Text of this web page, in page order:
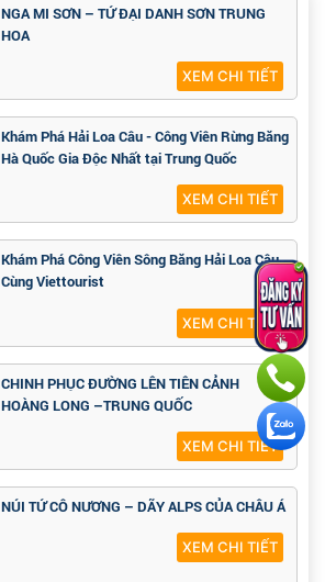
NGA MI SƠN – TỨ ĐẠI DANH SƠN TRUNG
HOA
XEM CHI TIẾT
Khám Phá Hải Loa Câu - Công Viên Rừng Băng
Hà Quốc Gia Độc Nhất tại Trung Quốc
XEM CHI TIẾT
Khám Phá Công Viên Sông Băng Hải Loa Câu
Cùng Viettourist
XEM CHI TIẾT
CHINH PHỤC ĐƯỜNG LÊN TIÊN CẢNH
HOÀNG LONG –TRUNG QUỐC
XEM CHI TIẾT
NÚI TỨ CÔ NƯƠNG – DÃY ALPS CỦA CHÂU Á
XEM CHI TIẾT